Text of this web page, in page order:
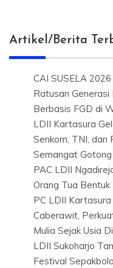
Artikel/Berita
CAI SUSELA
Ratusan Generasi
Berbasis FGD di
LDII Kartasura
Senkom, TNI, dan
Semangat
PAC LDII
Orang Tua
PC LDII Kartasura
Caberawit,
Mulia Sejak Usia
LDII Sukoharjo
Festival